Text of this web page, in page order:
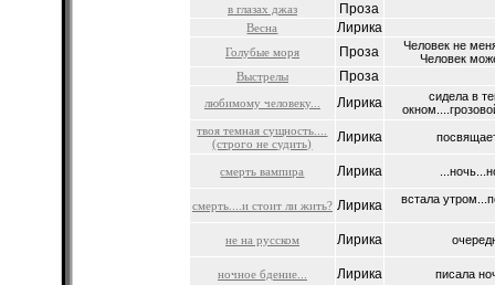
в глазах джаз Проза
Весна Лирика
Голубые моря Проза
Человек не
Человек
Выстрелы
Проза
любимому человеку... Лирика
сидела в
твоя темная сущность....
(строго не судить)
Лирика
смерть вампира Лирика
смерть....и стоит ли жить? Лирика встала
не на русском Лирика
ночное бдение... Лирика писала